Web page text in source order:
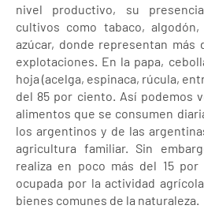
nivel productivo, su
cultivos como tabaco,
azúcar, donde representan
explotaciones. En la papa,
hoja (acelga, espinaca, rúcula,
del 85 por ciento. Así podemos
alimentos que se consumen
los argentinos y de las
agricultura familiar. Sin
realiza en poco más del 15
ocupada por la actividad
bienes comunes de la naturaleza.